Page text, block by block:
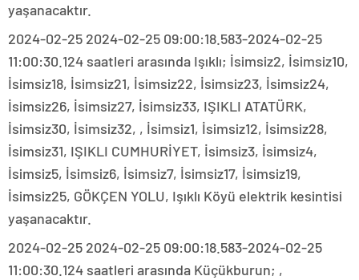
yaşanacaktır.
2024-02-25 2024-02-25 09:00:18.583-2024-02-25
11:00:30.124 saatleri arasında Işıklı; İsimsiz2, İsimsiz10,
İsimsiz18, İsimsiz21, İsimsiz22, İsimsiz23, İsimsiz24,
İsimsiz26, İsimsiz27, İsimsiz33, IŞIKLI ATATÜRK,
İsimsiz30, İsimsiz32, , İsimsiz1, İsimsiz12, İsimsiz28,
İsimsiz31, IŞIKLI CUMHURİYET, İsimsiz3, İsimsiz4,
İsimsiz5, İsimsiz6, İsimsiz7, İsimsiz17, İsimsiz19,
İsimsiz25, GÖKÇEN YOLU, Işıklı Köyü elektrik kesintisi
yaşanacaktır.
2024-02-25 2024-02-25 09:00:18.583-2024-02-25
11:00:30.124 saatleri arasında Küçükburun; ,